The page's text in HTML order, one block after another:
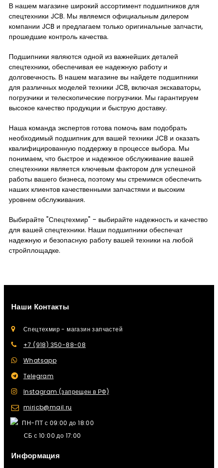
В нашем магазине широкий ассортимент подшипников для
спецтехники JCB. Мы являемся официальным дилером
компании JCB и предлагаем только оригинальные запчасти,
прошедшие контроль качества.
Подшипники являются одной из важнейших деталей
спецтехники, обеспечивая ее надежную работу и
долговечность. В нашем магазине вы найдете подшипники
для различных моделей техники JCB, включая экскаваторы,
погрузчики и телескопические погрузчики. Мы гарантируем
высокое качество продукции и быструю доставку.
Наша команда экспертов готова помочь вам подобрать
необходимый подшипник для вашей техники JCB и оказать
квалифицированную поддержку в процессе выбора. Мы
понимаем, что быстрое и надежное обслуживание вашей
спецтехники является ключевым фактором для успешной
работы вашего бизнеса, поэтому мы стремимся обеспечить
наших клиентов качественными запчастями и высоким
уровнем обслуживания.
Выбирайте "Спецтехмир" - выбирайте надежность и качество
для вашей спецтехники. Наши подшипники обеспечат
надежную и безопасную работу вашей техники на любой
стройплощадке.
Наши Контакты
Спецтехмир - магазин запчастей
+7 (918) 350-88-08
Whatsapp
Telegram
Instagram (запрещен в РФ)
mirjcb@mail.ru
ПН-ПТ с 09:00 до 18:00
СБ с 10:00 до 17:00
Информация